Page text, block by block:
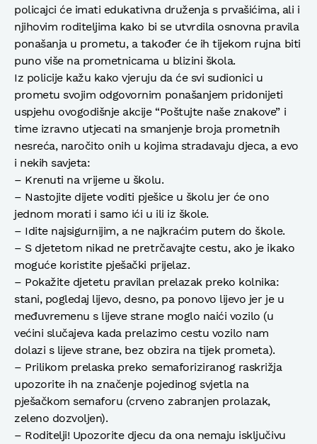
policajci će imati edukativna druženja s prvašićima, ali i
njihovim roditeljima kako bi se utvrdila osnovna pravila
ponašanja u prometu, a također će ih tijekom rujna biti
puno više na prometnicama u blizini škola.
Iz policije kažu kako vjeruju da će svi sudionici u
prometu svojim odgovornim ponašanjem pridonijeti
uspjehu ovogodišnje akcije “Poštujte naše znakove” i
time izravno utjecati na smanjenje broja prometnih
nesreća, naročito onih u kojima stradavaju djeca, a evo
i nekih savjeta:
– Krenuti na vrijeme u školu.
– Nastojite dijete voditi pješice u školu jer će ono
jednom morati i samo ići u ili iz škole.
– Idite najsigurnijim, a ne najkraćim putem do škole.
– S djetetom nikad ne pretrčavajte cestu, ako je ikako
moguće koristite pješački prijelaz.
– Pokažite djetetu pravilan prelazak preko kolnika:
stani, pogledaj lijevo, desno, pa ponovo lijevo jer je u
međuvremenu s lijeve strane moglo naići vozilo (u
većini slučajeva kada prelazimo cestu vozilo nam
dolazi s lijeve strane, bez obzira na tijek prometa).
– Prilikom prelaska preko semaforiziranog raskrižja
upozorite ih na značenje pojedinog svjetla na
pješačkom semaforu (crveno zabranjen prolazak,
zeleno dozvoljen).
– Roditelji! Upozorite djecu da ona nemaju isključivu